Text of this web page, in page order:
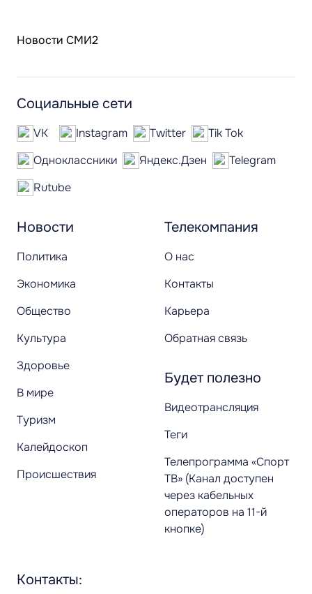
Новости СМИ2
Новости
Политика
Экономика
Общество
Культура
Здоровье
В мире
Туризм
Калейдоскоп
Происшествия
Телекомпания
О нас
Контакты
Карьера
Обратная связь
Будет полезно
Видеотрансляция
Теги
Телепрограмма «Спорт
ТВ» (Канал доступен
через кабельных
операторов на 11-й
кнопке)
Социальные сети
VK Instagram Twitter
Tik Tok
Одноклассники
Яндекс.Дзен
Telegram
Rutube
Контакты: